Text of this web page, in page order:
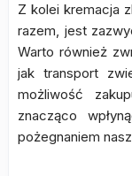
Z kolei kremacja
razem, jest
Warto również
jak transport
możliwość
znacząco
pożegnaniem